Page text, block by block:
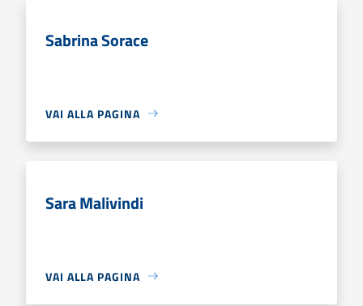
Sabrina Sorace
VAI ALLA PAGINA
Sara Malivindi
VAI ALLA PAGINA